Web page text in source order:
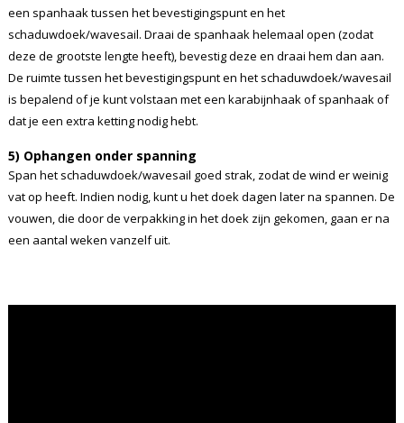
een spanhaak tussen het bevestigingspunt en het
schaduwdoek/wavesail. Draai de spanhaak helemaal open (zodat
deze de grootste lengte heeft), bevestig deze en draai hem dan aan.
De ruimte tussen het bevestigingspunt en het schaduwdoek/wavesail
is bepalend of je kunt volstaan met een karabijnhaak of spanhaak of
dat je een extra ketting nodig hebt.
5) Ophangen onder spanning
Span het schaduwdoek/wavesail goed strak, zodat de wind er weinig
vat op heeft. Indien nodig, kunt u het doek dagen later na spannen. De
vouwen, die door de verpakking in het doek zijn gekomen, gaan er na
een aantal weken vanzelf uit.